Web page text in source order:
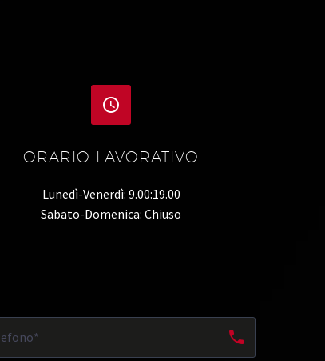


ORARIO LAVORATIVO
Lunedì-Venerdì: 9.00:19.00
Sabato-Domenica: Chiuso